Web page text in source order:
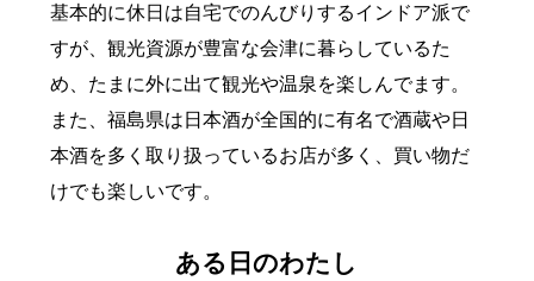
基本的に休日は自宅でのんびりするインドア派で
すが、観光資源が豊富な会津に暮らしているた
め、たまに外に出て観光や温泉を楽しんでます。
また、福島県は日本酒が全国的に有名で酒蔵や日
本酒を多く取り扱っているお店が多く、買い物だ
けでも楽しいです。
ある日のわたし